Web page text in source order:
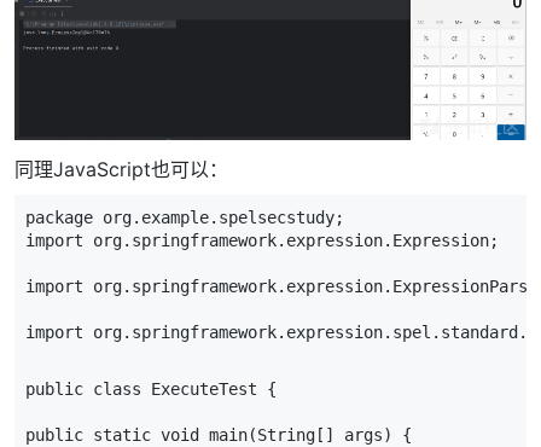
同理JavaScript也可以：
package org. example. spelsecstudy;
import
org. springframework. expression. Expression;
import org. springframework. expression.
import org. springframework. expression. spel . standard .
public class ExecuteTest {
public static void main(String [] args) {